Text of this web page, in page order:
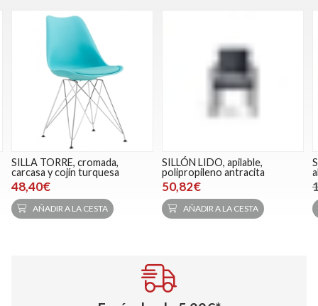
SILLA TORRE, cromada,
carcasa y cojín turquesa
48,40€
AÑADIR A LA CESTA
SILLÓN LIDO, apilable,
polipropileno antracita
50,82€
AÑADIR A LA CESTA